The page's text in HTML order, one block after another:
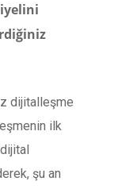
dijitalleşme
ilk
dijital
şu an